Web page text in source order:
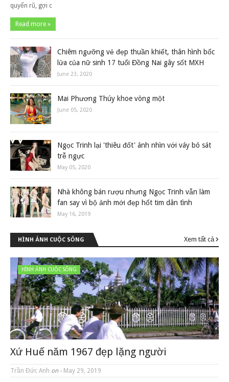
quyến rũ, gợi c
Read more »
Chiêm ngưỡng vẻ đẹp thuần khiết, thân hình bốc
lửa của nữ sinh 17 tuổi Đồng Nai gây sốt MXH
June 23, 2020
Mai Phương Thúy khoe vòng một
June 05, 2020
Ngọc Trinh lại 'thiêu đốt' ánh nhìn với váy bó sát
trễ ngực
May 05, 2020
Nhà không bán rượu nhưng Ngọc Trinh vẫn làm
fan say vì bộ ảnh mới đẹp hốt tim dân tình
May 16, 2019
HÌNH ẢNH CUỘC SỐNG Xem tất cả
HÌNH ẢNH CUỘC SỐNG
Xứ Huế năm 1967 đẹp lặng người
Trần Đức Anh on - May 29, 2019